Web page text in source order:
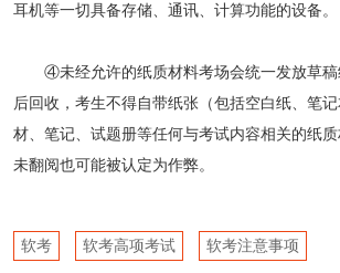
耳机等一切具备存储、通讯、计算功能的设备。
④未经允许的纸质材料考场会统一发放草稿
后回收，考生不得自带纸张（包括空白纸、笔
材、笔记、试题册等任何与考试内容相关的纸
未翻阅也可能被认定为作弊。
软考 软考高项考试 软考注意事项